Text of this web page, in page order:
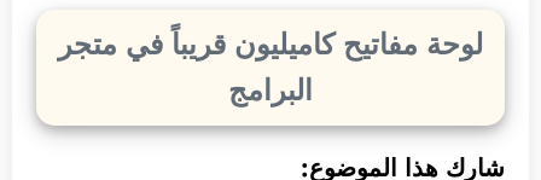
لوحة مفاتيح كاميليون قريباً في متجر
البرامج
شارك هذا الموضوع: